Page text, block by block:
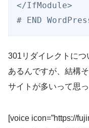
</IfModule>
# END
301リダイレクトに
あるんですが、結構
サイトが多いって思
[voice icon=”https://